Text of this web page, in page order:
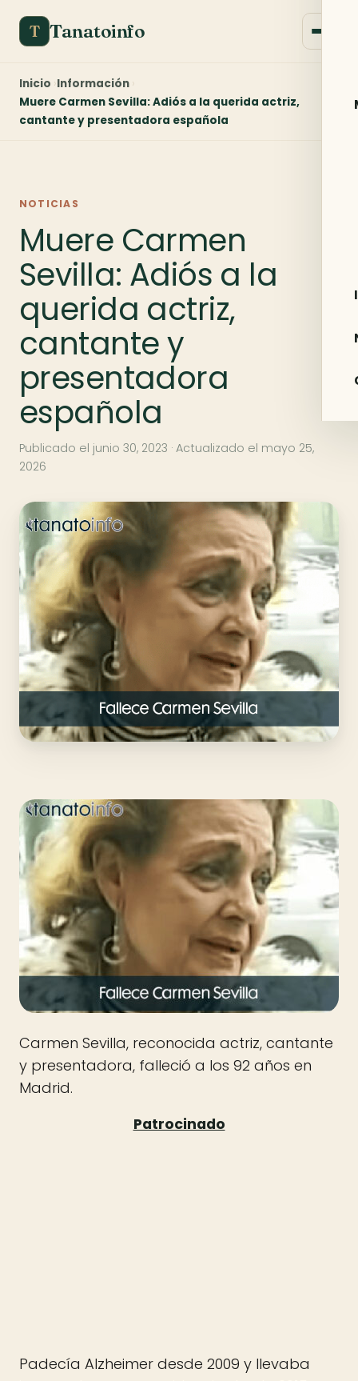
T Tanatoinfo
Inicio Información
Muere Carmen Sevilla: Adiós a la querida actriz,
cantante y presentadora española
NOTICIAS
Muere Carmen
Sevilla: Adiós a la
querida actriz,
cantante y
presentadora
española
Publicado el junio 30, 2023 · Actualizado el mayo 25,
2026
Carmen Sevilla, reconocida actriz, cantante
y presentadora, falleció a los 92 años en
Madrid.
Padecía Alzheimer desde 2009 y llevaba